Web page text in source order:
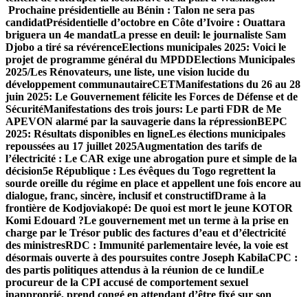
Prochaine présidentielle au Bénin : Talon ne sera pas
candidatPrésidentielle d’octobre en Côte d’Ivoire : Ouattara
briguera un 4e mandatLa presse en deuil: le journaliste Sam
Djobo a tiré sa révérenceElections municipales 2025: Voici le
projet de programme général du MPDDElections Municipales
2025/Les Rénovateurs, une liste, une vision lucide du
développement communautaireCETManifestations du 26 au 28
juin 2025: Le Gouvernement félicite les Forces de Défense et de
SécuritéManifestations des trois jours: Le parti FDR de Me
APEVON alarmé par la sauvagerie dans la répressionBEPC
2025: Résultats disponibles en ligneLes élections municipales
repoussées au 17 juillet 2025Augmentation des tarifs de
l’électricité : Le CAR exige une abrogation pure et simple de la
décision5e République : Les évêques du Togo regrettent la
sourde oreille du régime en place et appellent une fois encore au
dialogue, franc, sincère, inclusif et constructifDrame à la
frontière de Kodjoviakopé: De quoi est mort le jeune KOTOR
Komi Edouard ?Le gouvernement met un terme à la prise en
charge par le Trésor public des factures d’eau et d’électricité
des ministresRDC : Immunité parlementaire levée, la voie est
désormais ouverte à des poursuites contre Joseph KabilaCPC :
des partis politiques attendus à la réunion de ce lundiLe
procureur de la CPI accusé de comportement sexuel
inapproprié, prend congé en attendant d’être fixé sur son